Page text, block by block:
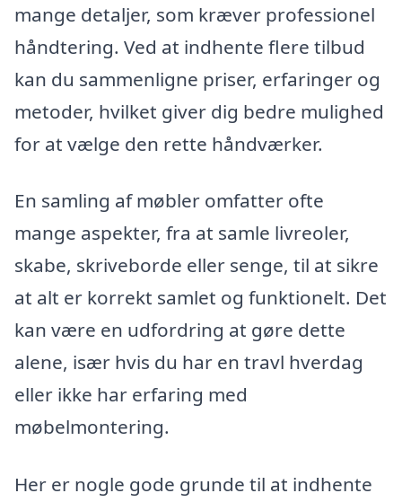
mange detaljer, som kræver professionel
håndtering. Ved at indhente flere tilbud
kan du sammenligne priser, erfaringer og
metoder, hvilket giver dig bedre mulighed
for at vælge den rette håndværker.
En samling af møbler omfatter ofte
mange aspekter, fra at samle livreoler,
skabe, skriveborde eller senge, til at sikre
at alt er korrekt samlet og funktionelt. Det
kan være en udfordring at gøre dette
alene, især hvis du har en travl hverdag
eller ikke har erfaring med
møbelmontering.
Her er nogle gode grunde til at indhente